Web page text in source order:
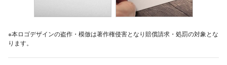
※本ロゴデザインの盗作・模倣は著作権侵害となり賠償請求・処罰の対象とな
ります。